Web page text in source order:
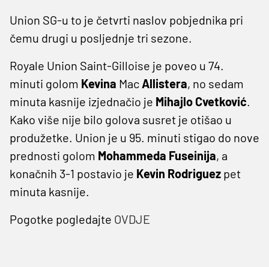
Union SG-u to je četvrti naslov pobjednika pri
čemu drugi u posljednje tri sezone.
Royale Union Saint-Gilloise je poveo u 74.
minuti golom Kevina Mac Allistera, no sedam
minuta kasnije izjednačio je Mihajlo Cvetković.
Kako više nije bilo golova susret je otišao u
produžetke. Union je u 95. minuti stigao do nove
prednosti golom Mohammeda Fuseinija, a
konačnih 3-1 postavio je Kevin Rodriguez pet
minuta kasnije.
Pogotke pogledajte OVDJE